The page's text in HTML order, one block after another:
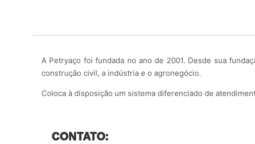
A Petryaço foi fundada no ano de 2001. Desde sua
construção civil, a indústria e o agronegócio.
Coloca à disposição um sistema diferenciado de
CONTATO: